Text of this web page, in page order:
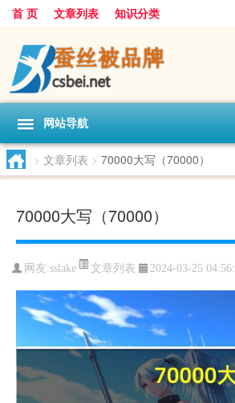
首 页 文章列表 知识分类
网站导航
> 文章列表 > 70000大写（70000）
70000大写（70000）
网友:sslake 文章列表 2024-03-25